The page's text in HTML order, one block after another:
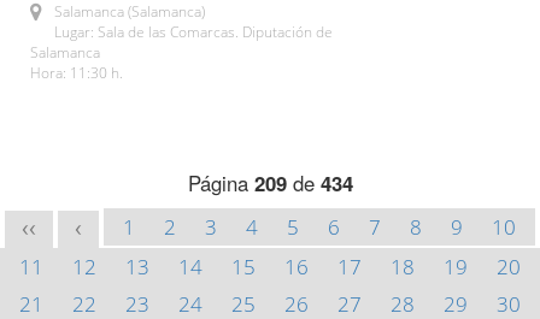
Salamanca (Salamanca)
Lugar: Sala de las Comarcas. Diputación de
Salamanca
Hora: 11:30 h.
Página 209de 434
<< < 1 2 3 4 5 6 7 8 9
10
11
12 13 14 15 16 17 18 19
20
21
22 23 24 25 26 27 28 29
30